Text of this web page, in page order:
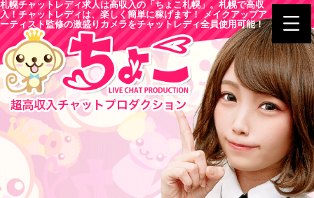
札幌チャットレディ求人は高収入の「ちょこ札幌」。札幌で高収
入！チャットレディは、楽しく簡単に稼げます！ メイクアップア
ーティスト監修の激盛りカメラをチャットレディ全員使用可能！